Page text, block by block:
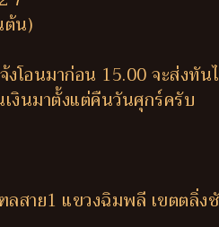
ต้น)
โอนมาก่อน 15.00 จะส่งทั
เงินมาตั้งแต่คืนวันศุกร์ครับ
าย1 แขวงฉิมพลี เขตตลิ่ง